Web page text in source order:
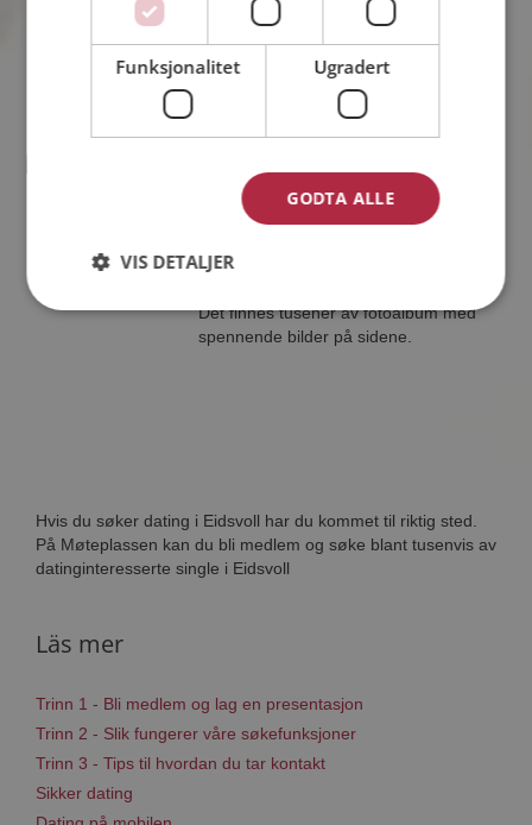
Vil du vite mer om Mathias? Du kan se
og bilder hvis du er medlem på
Jorg12
45 år fra Eidsvoll i Akershus
Søker kvinne 29 - 43 år
Tror du Jorg12 har et fotoalbum på
Det finnes tusener av fotoalbum med
spennende bilder på sidene.
Hvis du søker dating i Eidsvoll har du kommet til riktig sted.
På Møteplassen kan du bli medlem og søke blant tusenvis av
datinginteresserte single i Eidsvoll
Läs mer
Trinn 1 - Bli medlem og lag en presentasjon
Trinn 2 - Slik fungerer våre søkefunksjoner
Trinn 3 - Tips til hvordan du tar kontakt
Sikker dating
Funksjonalitet Ugradert
GODTA ALLE
VIS DETALJER